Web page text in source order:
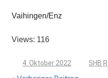
Vaihingen/Enz
Views: 116
4. Oktober 2022 SHB